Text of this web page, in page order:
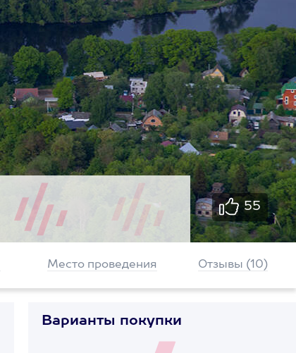
55
Место проведения Отзывы (10)
Варианты покупки